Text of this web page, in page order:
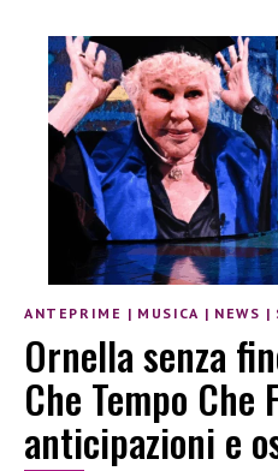
ANTEPRIME | MUSICA | NEWS |
Ornella senza
Che Tempo Che
anticipazioni e